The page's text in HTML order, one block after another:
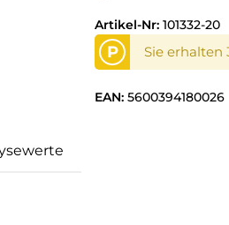
Artikel-Nr: 101332-20
P Sie erhalten
EAN: 5600394180026